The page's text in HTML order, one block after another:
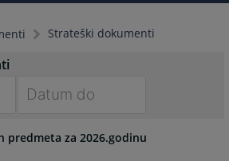
Strateški dokumenti
forward
predmeta za 2026.godinu